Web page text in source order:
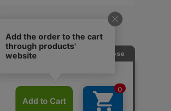
COPYRIGHT © DoCLASSE ALL RIGHTS RESERVED.